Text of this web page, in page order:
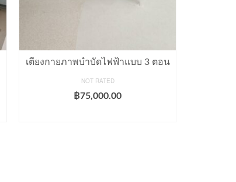
เตียงกายภาพบำบัดไฟฟ้าแบบ 3 ตอน
NOT RATED
฿75,000.00